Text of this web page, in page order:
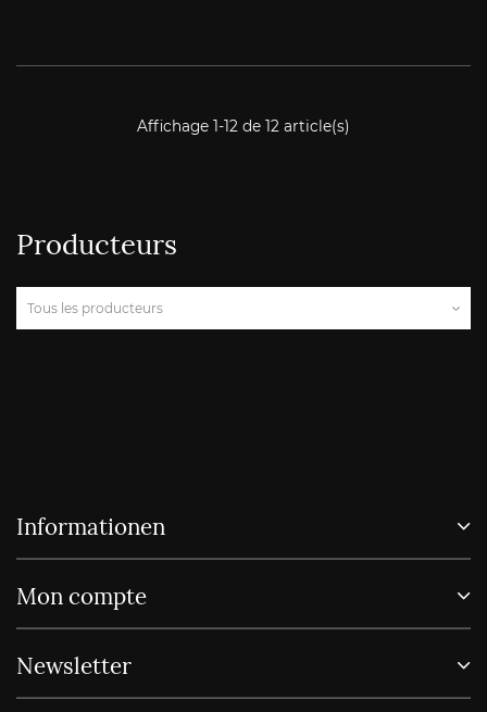
Affichage 1-12 de 12 article(s)
Producteurs
Informationen
Mon compte
Newsletter